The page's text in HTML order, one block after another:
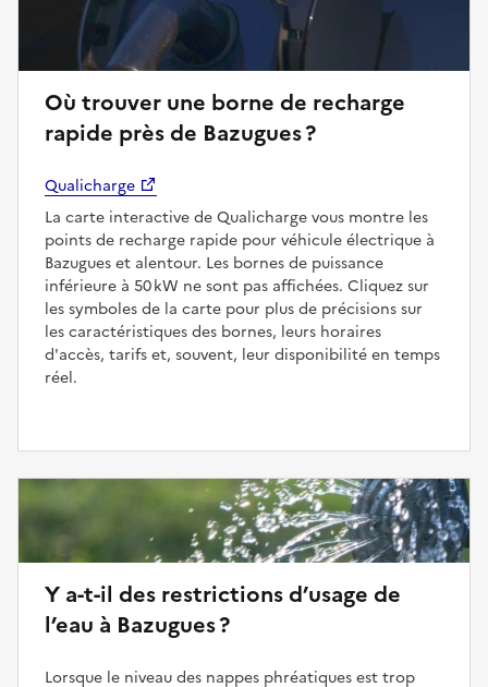
Où trouver une borne de recharge
rapide près de Bazugues ?
Qualicharge
La carte interactive de Qualicharge vous montre les
points de recharge rapide pour véhicule électrique à
Bazugues et alentour. Les bornes de puissance
inférieure à 50 kW ne sont pas affichées. Cliquez sur
les symboles de la carte pour plus de précisions sur
les caractéristiques des bornes, leurs horaires
d'accès, tarifs et, souvent, leur disponibilité en temps
réel.
Y a-t-il des restrictions d’usage de
l’eau à Bazugues ?
Lorsque le niveau des nappes phréatiques est trop